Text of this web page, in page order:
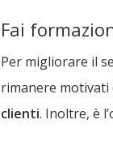
Fai
Per migliorare il
rimanere motivati
clienti. Inoltre, è